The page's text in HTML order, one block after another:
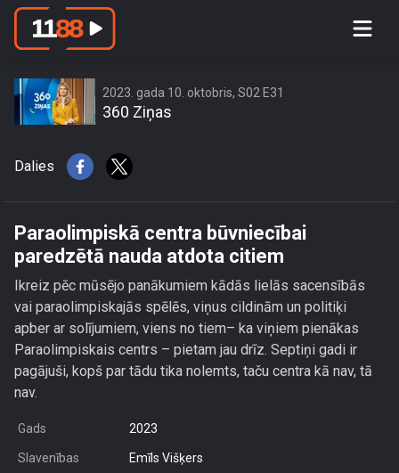
Paraolimpiskā centra būvniecībai
2023. gada 10. oktobris, S02 E31
360 Ziņas
Dalies
Paraolimpiskā centra būvniecībai
paredzētā nauda atdota citiem
Ikreiz pēc mūsējo panākumiem kādās lielās sacensībās
vai paraolimpiskajās spēlēs, viņus cildinām un politiķi
apber ar solījumiem, viens no tiem– ka viņiem pienākas
Paraolimpiskais centrs – pietam jau drīz. Septiņi gadi ir
pagājuši, kopš par tādu tika nolemts, taču centra kā nav, tā
nav.
Gads 2023
Slavenības Emīls Višķers